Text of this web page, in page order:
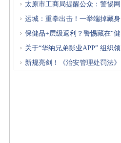
太原市工商局提醒公众：警惕网
运城：重拳出击！一举端掉藏身
保健品+层级返利？警惕藏在“健
关于“华纳兄弟影业APP” 组织领
新规亮剑！《治安管理处罚法》